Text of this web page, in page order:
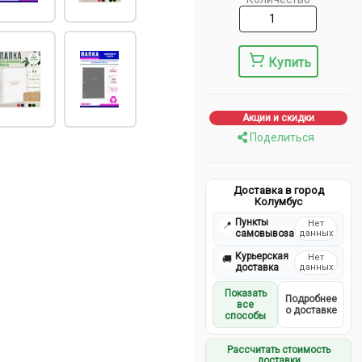
Купить
Акции и скидки
Поделиться
Доставка в город
Колумбус
📍 Пункты
самовывоза
Нет
данных
🚚 Курьерская
доставка
Нет
данных
Показать
все
способы
Подробнее
о доставке
Рассчитать стоимость